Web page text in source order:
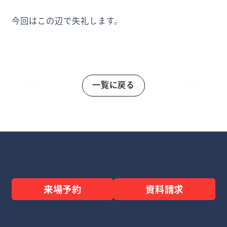
今回はこの辺で失礼します。
一覧に戻る
来場予約 資料請求